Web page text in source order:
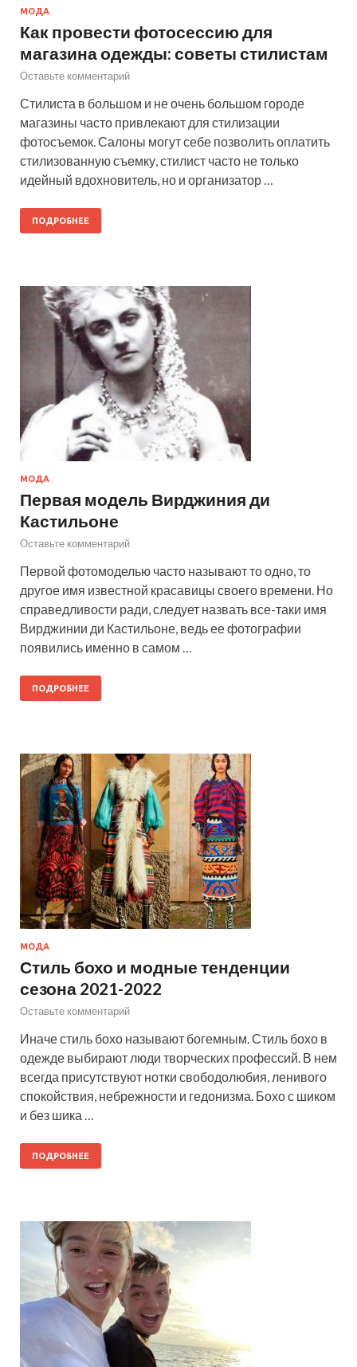
МОДА
Как провести фотосессию для
магазина одежды: советы стилистам
Оставьте комментарий
Стилиста в большом и не очень большом городе
магазины часто привлекают для стилизации
фотосъемок. Салоны могут себе позволить оплатить
стилизованную съемку, стилист часто не только
идейный вдохновитель, но и организатор …
ПОДРОБНЕЕ
МОДА
Первая модель Вирджиния ди
Кастильоне
Оставьте комментарий
Первой фотомоделью часто называют то одно, то
другое имя известной красавицы своего времени. Но
справедливости ради, следует назвать все-таки имя
Вирджинии ди Кастильоне, ведь ее фотографии
появились именно в самом …
ПОДРОБНЕЕ
МОДА
Стиль бохо и модные тенденции
сезона 2021-2022
Оставьте комментарий
Иначе стиль бохо называют богемным. Стиль бохо в
одежде выбирают люди творческих профессий. В нем
всегда присутствуют нотки свободолюбия, ленивого
спокойствия, небрежности и гедонизма. Бохо с шиком
и без шика …
ПОДРОБНЕЕ